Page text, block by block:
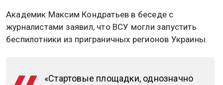
Академик Максим Кондратьев в беседе с
журналистами заявил, что ВСУ могли запустить
беспилотники из приграничных регионов Украины.
«Стартовые площадки, однозначно